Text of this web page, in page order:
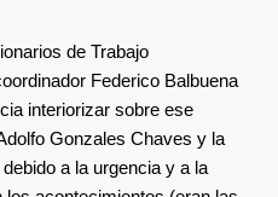
de Trabajo
Federico Balbuena
interiorizar sobre ese
Gonzales Chaves y la
a la urgencia y a la